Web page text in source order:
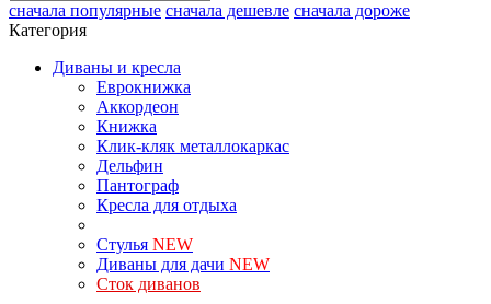
сначала популярные сначала дешевле сначала дороже
Категория
Диваны и кресла
Еврокнижка
Аккордеон
Книжка
Клик-кляк металлокаркас
Дельфин
Пантограф
Кресла для отдыха
Стулья NEW
Диваны для дачи NEW
Сток диванов